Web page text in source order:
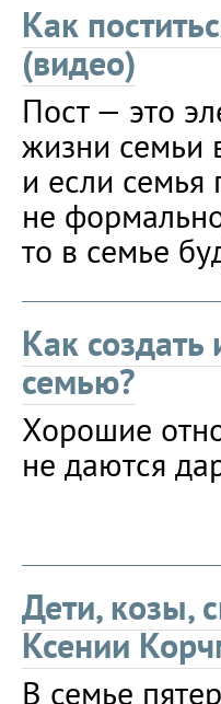
Как
(видео)
Пост — это
жизни семьи
и если семья
не
то в семье
Как создать
семью?
Хорошие
не даются
Дети, козы,
Ксении
В семье